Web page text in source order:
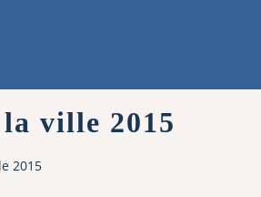
ville 2015
2015